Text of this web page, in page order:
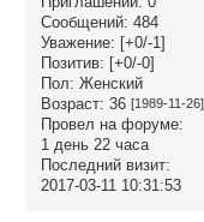
Сообщений: 484
Уважение: [+0/-1]
Позитив: [+0/-0]
Пол: Женский
Возраст: 36 [1989-11-26]
Провел на форуме:
1 день 22 часа
Последний визит:
2017-03-11 10:31:53